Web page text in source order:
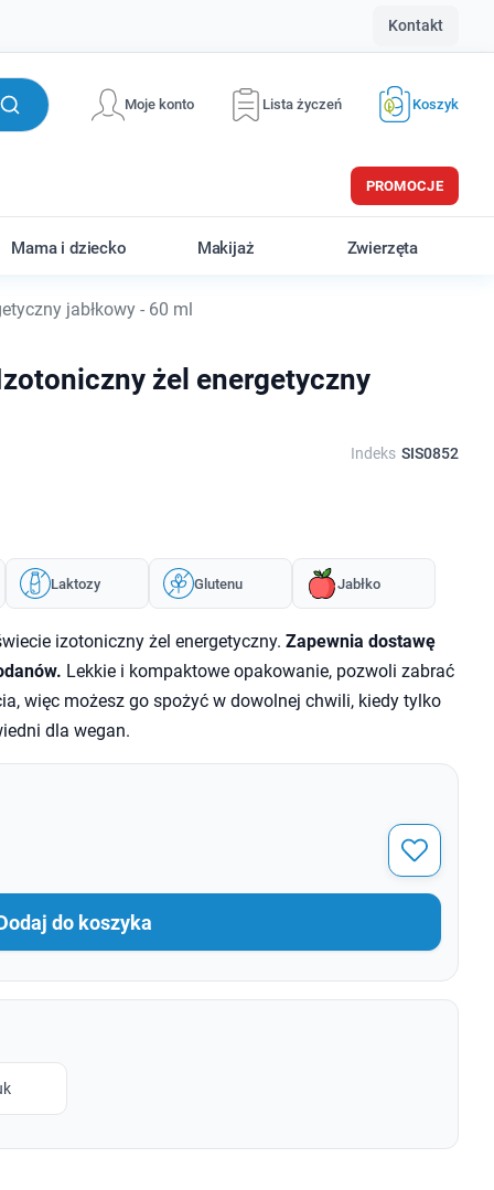
Kontakt
Moje konto Lista życzeń Koszyk
PROMOCJE
Mama i dziecko Makijaż Zwierzęta
jabłkowy - 60 ml
żel energetyczny
Indeks SIS0852
Laktozy Glutenu Jabłko
izotoniczny żel energetyczny. Zapewnia dostawę
Lekkie i kompaktowe opakowanie, pozwoli zabrać
więc możesz go spożyć w dowolnej chwili, kiedy tylko
dla wegan.
do koszyka